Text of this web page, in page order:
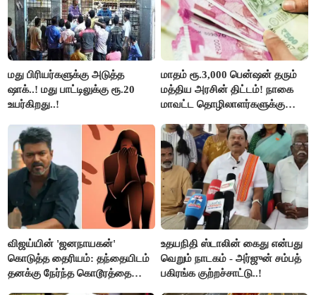
மது பிரியர்களுக்கு அடுத்த
ஷாக்..! மது பாட்டிலுக்கு ரூ.20
உயர்கிறது..!
மாதம் ரூ.3,000 பென்ஷன் தரும்
மத்திய அரசின் திட்டம்! நாகை
மாவட்ட தொழிலாளர்களுக்கு
செய்தி!
விஜய்யின் 'ஜனநாயகன்'
கொடுத்த தைரியம்: தந்தையிடம்
தனக்கு நேர்ந்த கொடூரத்தை
உதயநிதி ஸ்டாலின் கைது என்பது
வெறும் நாடகம் - அர்ஜுன் சம்பத்
பகிரங்க குற்றச்சாட்டு..!